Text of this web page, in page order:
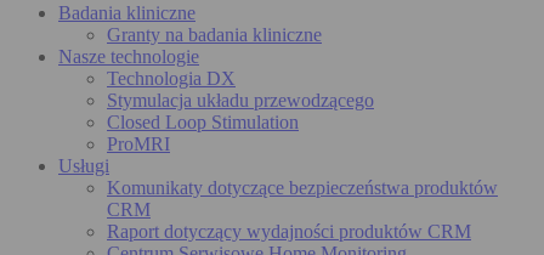
Badania kliniczne
Granty na badania kliniczne
Nasze technologie
Technologia DX
Stymulacja układu przewodzącego
Closed Loop Stimulation
ProMRI
Usługi
Komunikaty dotyczące bezpieczeństwa produktów
CRM
Raport dotyczący wydajności produktów CRM